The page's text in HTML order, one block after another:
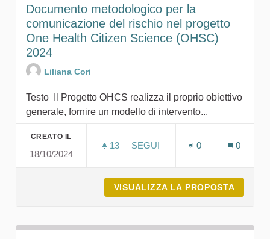
Documento metodologico per la
comunicazione del rischio nel progetto
One Health Citizen Science (OHSC)
2024
Liliana Cori
Testo Il Progetto OHCS realizza il proprio obiettivo
generale, fornire un modello di intervento...
CREATO IL
18/10/2024
13 13 SOSTENITORI
SEGUI
0 0
VISUALIZZA LA PROPOSTA